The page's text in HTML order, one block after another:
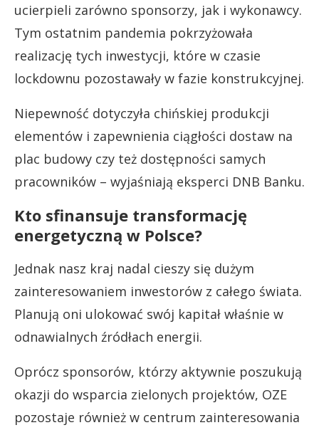
ucierpieli zarówno sponsorzy, jak i wykonawcy.
Tym ostatnim pandemia pokrzyżowała
realizację tych inwestycji, które w czasie
lockdownu pozostawały w fazie konstrukcyjnej.
Niepewność dotyczyła chińskiej produkcji
elementów i zapewnienia ciągłości dostaw na
plac budowy czy też dostępności samych
pracowników – wyjaśniają eksperci DNB Banku.
Kto sfinansuje transformację
energetyczną w Polsce?
Jednak nasz kraj nadal cieszy się dużym
zainteresowaniem inwestorów z całego świata.
Planują oni ulokować swój kapitał właśnie w
odnawialnych źródłach energii.
Oprócz sponsorów, którzy aktywnie poszukują
okazji do wsparcia zielonych projektów, OZE
pozostaje również w centrum zainteresowania